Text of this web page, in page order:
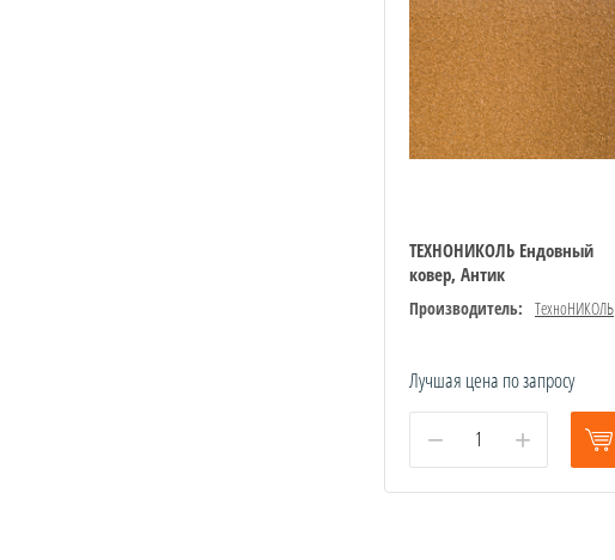
ТЕХНОНИКОЛЬ Ендовный
ковер, Антик
Производитель: ТехноНИКОЛЬ
Лучшая цена по запросу
− +